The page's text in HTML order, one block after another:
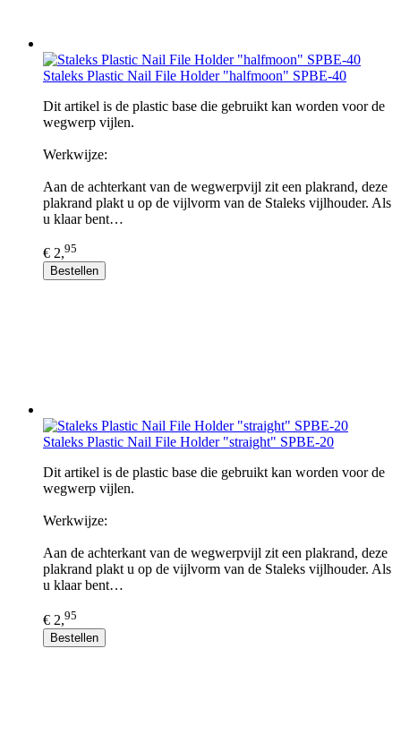
Staleks Plastic Nail File Holder "halfmoon" SPBE-40
Dit artikel is de plastic base die gebruikt kan worden voor de
wegwerp vijlen.
Werkwijze:
Aan de achterkant van de wegwerpvijl zit een plakrand, deze
plakrand plakt u op de vijlvorm van de Staleks vijlhouder. Als
u klaar bent…
€ 2,95
Bestellen
Staleks Plastic Nail File Holder "straight" SPBE-20
Dit artikel is de plastic base die gebruikt kan worden voor de
wegwerp vijlen.
Werkwijze:
Aan de achterkant van de wegwerpvijl zit een plakrand, deze
plakrand plakt u op de vijlvorm van de Staleks vijlhouder. Als
u klaar bent…
€ 2,95
Bestellen